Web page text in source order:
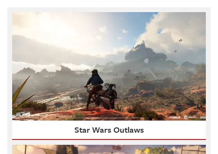
Star Wars Outlaws